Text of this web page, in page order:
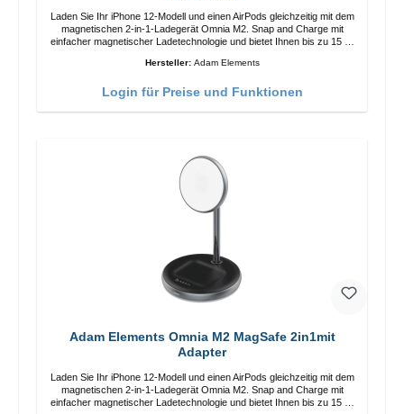
Laden Sie Ihr iPhone 12-Modell und einen AirPods gleichzeitig mit dem
magnetischen 2-in-1-Ladegerät Omnia M2. Snap and Charge mit
einfacher magnetischer Ladetechnologie und bietet Ihnen bis zu 15 W
ermöglicht das Design mit einstellbarem Ladewinkel eine einfache
Funktionen Kabellose Ladeleistung von bis zu 15 W für schnelles
Lade-LED-Anzeige
Hersteller: Adam Elements
Login für Preise und Funktionen
Adam Elements Omnia M2 MagSafe 2in1mit
Adapter
Laden Sie Ihr iPhone 12-Modell und einen AirPods gleichzeitig mit dem
magnetischen 2-in-1-Ladegerät Omnia M2. Snap and Charge mit
einfacher magnetischer Ladetechnologie und bietet Ihnen bis zu 15 W